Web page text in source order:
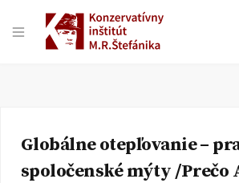
Globálne otepľovanie –
spoločenské mýty /Prečo